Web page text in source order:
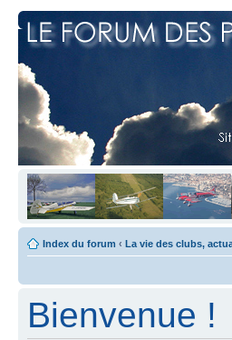
Index du forum ‹ La vie des clubs,
Bienvenue !